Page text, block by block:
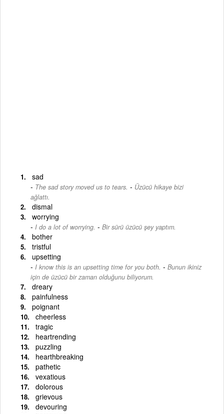
sad
The sad story moved us to tears. - Üzücü hikaye bizi
ağlattı.
dismal
worrying
I do a lot of worrying. - Bir sürü üzücü şey yaptım.
bother
tristful
upsetting
I know this is an upsetting time for you both. - Bunun ikiniz
için de üzücü bir zaman olduğunu biliyorum.
dreary
painfulness
poignant
cheerless
tragic
heartrending
puzzling
hearthbreaking
pathetic
vexatious
dolorous
grievous
devouring